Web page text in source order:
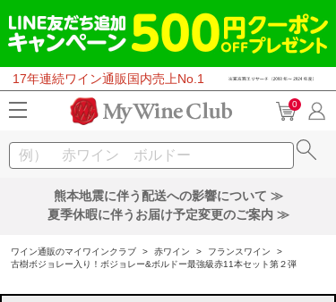
17年連続ワイン通販国内売上No.1
0
熊本地震に伴う配送への影響について ≫
夏季休暇に伴うお届け予定変更のご案内 ≫
ワイン通販のマイワインクラブ > 赤ワイン > フランスワイン
>
古樹ボジョレー入り！ボジョレー&ボルドー最強級赤11本セット第２弾